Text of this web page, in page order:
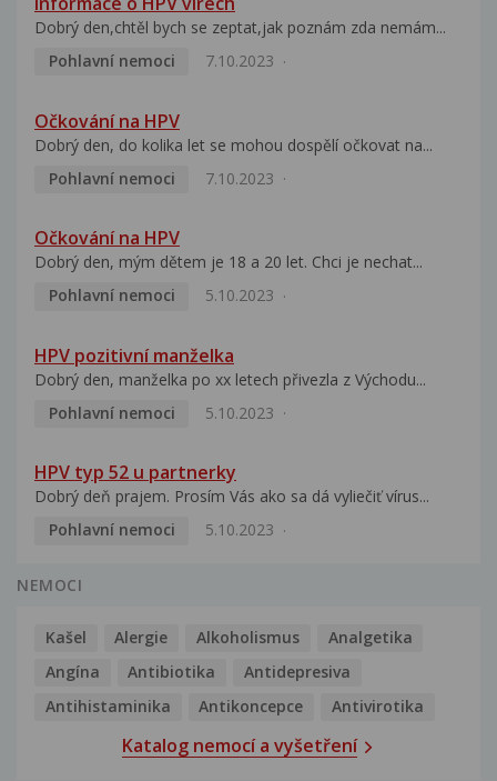
Dobrý den,chtěl bych se zeptat,jak poznám zda nemám...
Pohlavní nemoci
7.10.2023
Očkování na HPV
Dobrý den, do kolika let se mohou dospělí očkovat na...
Pohlavní nemoci
7.10.2023
Očkování na HPV
Dobrý den, mým dětem je 18 a 20 let. Chci je nechat...
Pohlavní nemoci
5.10.2023
HPV pozitivní manželka
Dobrý den, manželka po xx letech přivezla z Východu...
Pohlavní nemoci
5.10.2023
HPV typ 52 u partnerky
Dobrý deň prajem. Prosím Vás ako sa dá vyliečiť vírus...
Pohlavní nemoci
5.10.2023
NEMOCI
Kašel Alergie Alkoholismus
Analgetika
Angína
Antibiotika
Antidepresiva
Antihistaminika
Antikoncepce Antivirotika
Katalog nemocí a vyšetření